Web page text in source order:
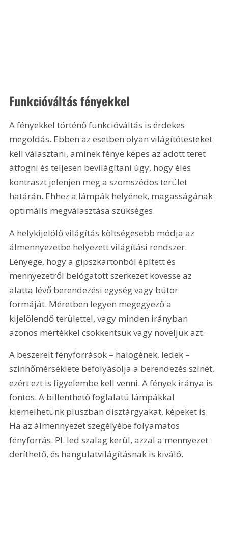
Funkcióváltás fényekkel
A fényekkel történő funkcióváltás is érdekes
megoldás. Ebben az esetben olyan világítótesteket
kell választani, aminek fénye képes az adott teret
átfogni és teljesen bevilágítani úgy, hogy éles
kontraszt jelenjen meg a szomszédos terület
határán. Ehhez a lámpák helyének, magasságának
optimális megválasztása szükséges.
A helykijelölő világítás költségesebb módja az
álmennyezetbe helyezett világítási rendszer.
Lényege, hogy a gipszkartonból épített és
mennyezetről belógatott szerkezet kövesse az
alatta lévő berendezési egység vagy bútor
formáját. Méretben legyen megegyező a
kijelölendő területtel, vagy minden irányban
azonos mértékkel csökkentsük vagy növeljük azt.
A beszerelt fényforrások – halogének, ledek –
színhőmérséklete befolyásolja a berendezés színét,
ezért ezt is figyelembe kell venni. A fények iránya is
fontos. A billenthető foglalatú lámpákkal
kiemelhetünk pluszban dísztárgyakat, képeket is.
Ha az álmennyezet szegélyébe folyamatos
fényforrás. Pl. led szalag kerül, azzal a mennyezet
deríthető, és hangulatvilágításnak is kiváló.